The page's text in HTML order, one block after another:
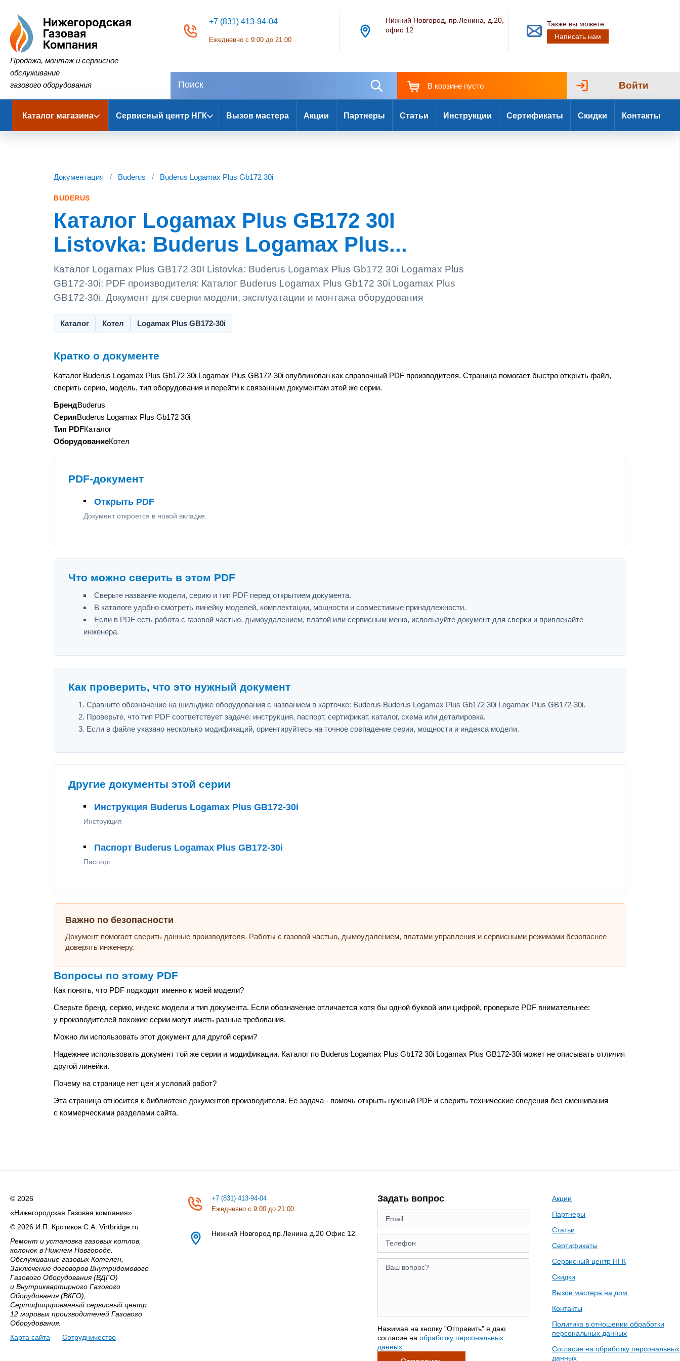
Нижегородская Газовая Компания
Продажа, монтаж и сервисное
обслуживание
газового оборудования
+7 (831) 413-94-04
Ежедневно с 9:00 до 21:00
Нижний Новгород, пр.Ленина, д.20,
офис 12
Также вы можете
Написать нам
В корзине пусто Войти
Каталог магазина Сервисный центр НГК Вызов мастера Акции Партнеры Статьи Инструкции Сертификаты Скидки Контакты
Документация / Buderus / Buderus Logamax Plus Gb172 30i
BUDERUS
Каталог Logamax Plus GB172 30I
Listovka: Buderus Logamax Plus...
Каталог Logamax Plus GB172 30I Listovka: Buderus Logamax Plus Gb172 30i Logamax Plus
GB172-30i: PDF производителя: Каталог Buderus Logamax Plus Gb172 30i Logamax Plus
GB172-30i. Документ для сверки модели, эксплуатации и монтажа оборудования
Каталог Котел Logamax Plus GB172-30i
Кратко о документе
Каталог Buderus Logamax Plus Gb172 30i Logamax Plus GB172-30i опубликован как справочный PDF производителя. Страница помогает быстро открыть файл,
сверить серию, модель, тип оборудования и перейти к связанным документам этой же серии.
БрендBuderus
СерияBuderus Logamax Plus Gb172 30i
Тип PDFКаталог
ОборудованиеКотел
PDF-документ
Открыть PDF
Документ откроется в новой вкладке.
Что можно сверить в этом PDF
Сверьте название модели, серию и тип PDF перед открытием документа.
В каталоге удобно смотреть линейку моделей, комплектации, мощности и совместимые принадлежности.
Если в PDF есть работа с газовой частью, дымоудалением, платой или сервисным меню, используйте документ для сверки и привлекайте
инженера.
Как проверить, что это нужный документ
Сравните обозначение на шильдике оборудования с названием в карточке: Buderus Buderus Logamax Plus Gb172 30i Logamax Plus GB172-30i.
Проверьте, что тип PDF соответствует задаче: инструкция, паспорт, сертификат, каталог, схема или деталировка.
Если в файле указано несколько модификаций, ориентируйтесь на точное совпадение серии, мощности и индекса модели.
Другие документы этой серии
Инструкция Buderus Logamax Plus GB172-30i
Инструкция
Паспорт Buderus Logamax Plus GB172-30i
Паспорт
Важно по безопасности
Документ помогает сверить данные производителя. Работы с газовой частью, дымоудалением, платами управления и сервисными режимами безопаснее
доверять инженеру.
Вопросы по этому PDF
Как понять, что PDF подходит именно к моей модели?
Сверьте бренд, серию, индекс модели и тип документа. Если обозначение отличается хотя бы одной буквой или цифрой, проверьте PDF внимательнее:
у производителей похожие серии могут иметь разные требования.
Можно ли использовать этот документ для другой серии?
Надежнее использовать документ той же серии и модификации. Каталог по Buderus Logamax Plus Gb172 30i Logamax Plus GB172-30i может не описывать отличия
другой линейки.
Почему на странице нет цен и условий работ?
Эта страница относится к библиотеке документов производителя. Ее задача - помочь открыть нужный PDF и сверить технические сведения без смешивания
с коммерческими разделами сайта.
© 2026
«Нижегородская Газовая компания»
© 2026 И.П. Кротиков С.А. Virtbridge.ru
Ремонт и установка газовых котлов,
колонок в Нижнем Новгороде.
Обслуживание газовых Котелен,
Заключение договоров Внутридомового
Газового Оборудования (ВДГО)
и Внутриквартирного Газового
Оборудования (ВКГО),
Сертифицированный сервисный центр
12 мировых производителей Газового
Оборудования.
Карта сайта
Сотрудничество
+7 (831) 413-94-04
Ежедневно с 9:00 до 21:00
Нижний Новгород пр.Ленина д.20 Офис 12
Задать вопрос
Нажимая на кнопку "Отправить" я даю
согласие на обработку персональных
данных.
Акции
Партнеры
Статьи
Сертификаты
Сервисный центр НГК
Скидки
Вызов мастера на дом
Контакты
Политика в отношении обработки
персональных данных
Согласие на обработку персональных
данных